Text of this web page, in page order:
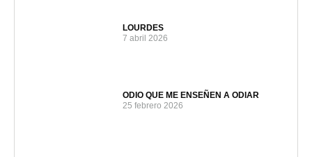
LOURDES
7 abril 2026
ODIO QUE ME ENSEÑEN A ODIAR
25 febrero 2026